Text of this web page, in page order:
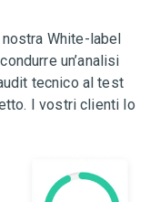
White-label
un’analisi
tecnico al test
I vostri clienti lo